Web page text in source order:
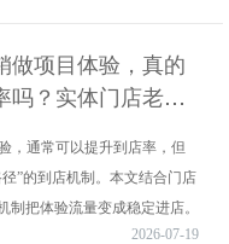
做项目体验，真的
吗？实体门店老板
，通常可以提升到店率，但
”的到店机制。本文结合门店
把体验流量变成稳定进店。
2026-07-19